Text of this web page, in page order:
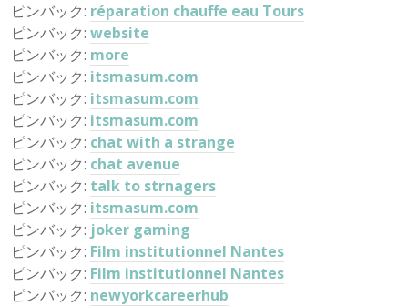
ピンバック: réparation chauffe eau Tours
ピンバック: website
ピンバック: more
ピンバック: itsmasum.com
ピンバック: itsmasum.com
ピンバック: itsmasum.com
ピンバック: chat with a strange
ピンバック: chat avenue
ピンバック: talk to strnagers
ピンバック: itsmasum.com
ピンバック: joker gaming
ピンバック: Film institutionnel Nantes
ピンバック: Film institutionnel Nantes
ピンバック: newyorkcareerhub